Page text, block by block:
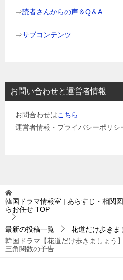
⇒読者さんからの声＆Q＆A
⇒サブコンテンツ
お問い合わせと運営者情報
お問合わせはこちら
運営者情報・プライバシーポリシ
韓国ドラマ情報室 | あらすじ・相関
らお任せ TOP
最新の投稿一覧
花道だけ歩きま
韓国ドラマ【花道だけ歩きましょう
三角関数の予告